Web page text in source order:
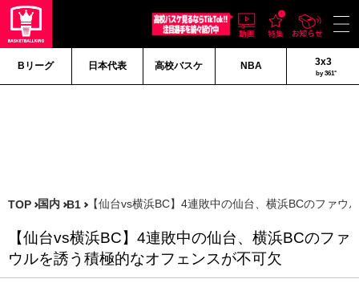
Bリーグ 日本代表 高校バスケ NBA 3x3
by 361°
TOP 国内 B1 【仙台vs横浜BC】4連敗中の仙台、横浜BCのファウ
【仙台vs横浜BC】4連敗中の仙台、横浜BCのファ
ウルを誘う積極的なオフェンスが不可欠